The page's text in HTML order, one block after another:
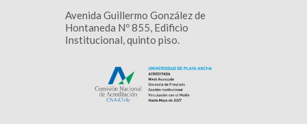
Avenida Guillermo González de
Hontaneda Nº 855, Edificio
Institucional, quinto piso.